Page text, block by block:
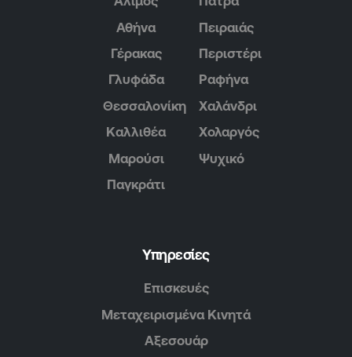
Αθήνα
Γέρακας
Γλυφάδα
Θεσσαλονίκη
Καλλιθέα
Μαρούσι
Παγκράτι
Πειραιάς
Περιστέρι
Ραφήνα
Χαλάνδρι
Χολαργός
Ψυχικό
Υπηρεσίες
Επισκευές
Μεταχειρισμένα Κινητά
Αξεσουάρ